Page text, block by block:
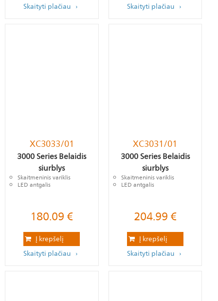
Skaityti plačiau
Skaityti plačiau
XC3033/01
3000 Series Belaidis
siurblys
Skaitmeninis variklis
LED antgalis
180.09€
Į krepšelį
Skaityti plačiau
XC3031/01
3000 Series Belaidis
siurblys
Skaitmeninis variklis
LED antgalis
204.99€
Į krepšelį
Skaityti plačiau